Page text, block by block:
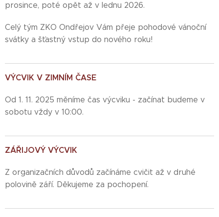
prosince, poté opět až v lednu 2026.
Celý tým ZKO Ondřejov Vám přeje pohodové vánoční
svátky a šťastný vstup do nového roku!
VÝCVIK V ZIMNÍM ČASE
Od 1. 11. 2025 měníme čas výcviku - začínat budeme v
sobotu vždy v 10:00.
ZÁŘIJOVÝ VÝCVIK
Z organizačních důvodů začínáme cvičit až v druhé
polovině září. Děkujeme za pochopení.